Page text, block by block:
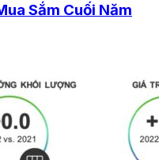
Sắm Cuối Năm